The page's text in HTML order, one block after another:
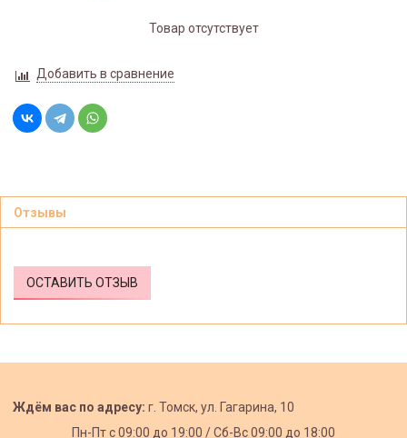
Товар отсутствует
Добавить в сравнение
Отзывы
ОСТАВИТЬ ОТЗЫВ
Ждём вас по адресу: г. Томск, ул. Гагарина, 10
Пн-Пт с09:00 до 19:00 /Сб-Вс 09:00 до 18:00